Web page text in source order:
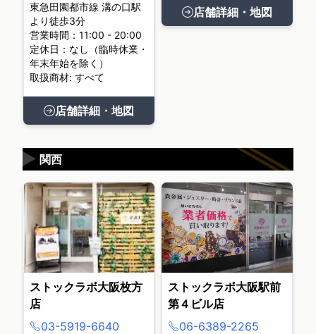
東急田園都市線 溝の口駅
より徒歩3分
営業時間：11:00 - 20:00
定休日：なし（臨時休業・
年末年始を除く）
取扱商材: すべて
店舗詳細・地図
店舗詳細・地図
関西
▶
ストックラボ大阪枚方
店
03-5919-6640
ストックラボ大阪駅前
第４ビル店
06-6389-2265